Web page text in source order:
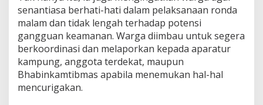
senantiasa berhati-hati dalam pelaksanaan ronda
malam dan tidak lengah terhadap potensi
gangguan keamanan. Warga diimbau untuk segera
berkoordinasi dan melaporkan kepada aparatur
kampung, anggota terdekat, maupun
Bhabinkamtibmas apabila menemukan hal-hal
mencurigakan.